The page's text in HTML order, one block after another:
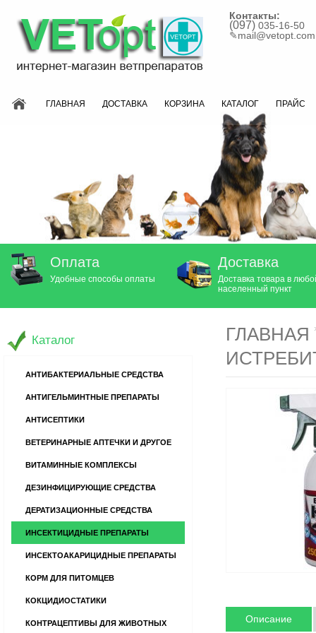
Контакты:
(097) 035-16-50
✎mail@vetopt.com
ГЛАВНАЯ ДОСТАВКА КОРЗИНА КАТАЛОГ ПРАЙС
Оплата
Удобные способы оплаты
Доставка
Доставка товара в
населенный пункт
ГЛАВНАЯ
Описание
Каталог
АНТИБАКТЕРИАЛЬНЫЕ СРЕДСТВА
АНТИГЕЛЬМИНТНЫЕ ПРЕПАРАТЫ
АНТИСЕПТИКИ
ВЕТЕРИНАРНЫЕ АПТЕЧКИ И ДРУГОЕ
ВИТАМИННЫЕ КОМПЛЕКСЫ
ДЕЗИНФИЦИРУЮЩИЕ СРЕДСТВА
ДЕРАТИЗАЦИОННЫЕ СРЕДСТВА
ИНСЕКТИЦИДНЫЕ ПРЕПАРАТЫ
ИНСЕКТОАКАРИЦИДНЫЕ ПРЕПАРАТЫ
КОРМ ДЛЯ ПИТОМЦЕВ
КОКЦИДИОСТАТИКИ
КОНТРАЦЕПТИВЫ ДЛЯ ЖИВОТНЫХ